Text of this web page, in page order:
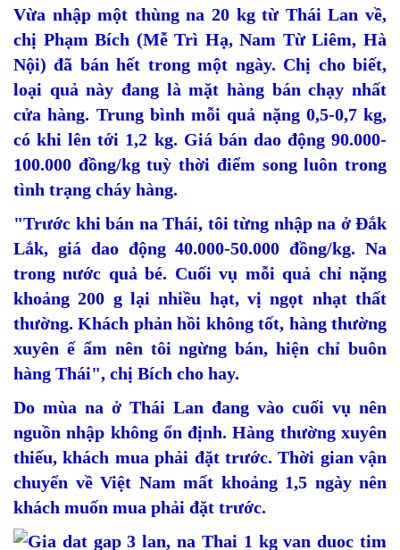
Vừa nhập một thùng na 20 kg từ Thái Lan về,
chị Phạm Bích (Mễ Trì Hạ, Nam Từ Liêm, Hà
Nội) đã bán hết trong một ngày. Chị cho biết,
loại quả này đang là mặt hàng bán chạy nhất
cửa hàng. Trung bình mỗi quả nặng 0,5-0,7 kg,
có khi lên tới 1,2 kg. Giá bán dao động 90.000-
100.000 đồng/kg tuỳ thời điểm song luôn trong
tình trạng cháy hàng.
"Trước khi bán na Thái, tôi từng nhập na ở Đắk
Lắk, giá dao động 40.000-50.000 đồng/kg. Na
trong nước quả bé. Cuối vụ mỗi quả chỉ nặng
khoảng 200 g lại nhiều hạt, vị ngọt nhạt thất
thường. Khách phản hồi không tốt, hàng thường
xuyên ế ẩm nên tôi ngừng bán, hiện chỉ buôn
hàng Thái", chị Bích cho hay.
Do mùa na ở Thái Lan đang vào cuối vụ nên
nguồn nhập không ổn định. Hàng thường xuyên
thiếu, khách mua phải đặt trước. Thời gian vận
chuyển về Việt Nam mất khoảng 1,5 ngày nên
khách muốn mua phải đặt trước.